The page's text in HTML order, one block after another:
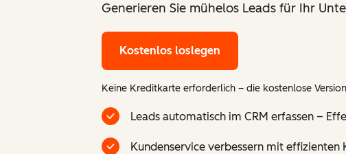
Generieren Sie mühelos Leads für Ihr
Kostenlos loslegen
Keine Kreditkarte erforderlich – die kostenlose
Leads automatisch im CRM erfassen –
Kundenservice verbessern mit